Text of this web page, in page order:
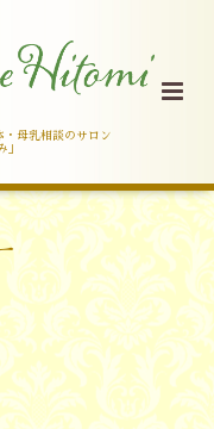
母乳相談のサロン
」